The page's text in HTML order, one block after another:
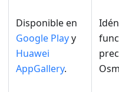
Disponible en
Google Playy
Huawei
AppGallery.